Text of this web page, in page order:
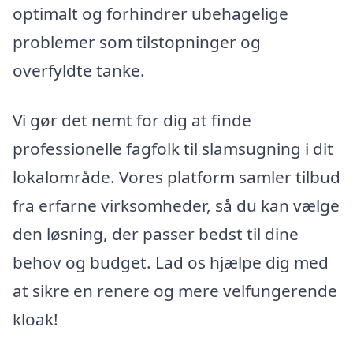
optimalt og forhindrer ubehagelige
problemer som tilstopninger og
overfyldte tanke.
Vi gør det nemt for dig at finde
professionelle fagfolk til slamsugning i dit
lokalområde. Vores platform samler tilbud
fra erfarne virksomheder, så du kan vælge
den løsning, der passer bedst til dine
behov og budget. Lad os hjælpe dig med
at sikre en renere og mere velfungerende
kloak!